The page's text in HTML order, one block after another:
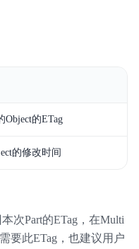
Object的ETag
的修改时间
次Part的ETag，在Multi
要此ETag，也建议用户